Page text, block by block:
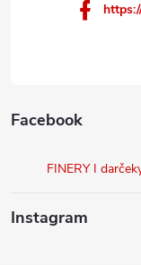
Facebook
FINERY I
Instagram